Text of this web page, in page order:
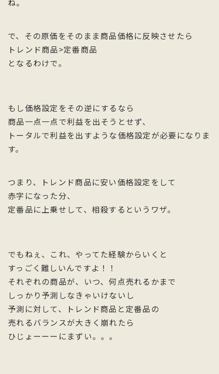
ね。
で、その原価をそのまま商品価格に反映させたら
トレンド商品>定番商品
となるわけで。
もし価格設定をその逆にするなら
商品一点一点で利益を出そうとせず、
トータルで利益を出すような価格設定が必要になりま
す。
つまり、トレンド商品に安い価格設定をして
赤字になった分、
定番品に上乗せして、相殺するというワザ。
でもねぇ、これ、やってた経験からいくと
すっごく難しいんですよ！！
それぞれの商品が、いつ、何点売れるかまで
しっかり予測しなきゃいけないし
予測に対して、トレンド商品と定番品の
売れるバランスが大きく崩れたら
ひじょーーーにまずい。。。